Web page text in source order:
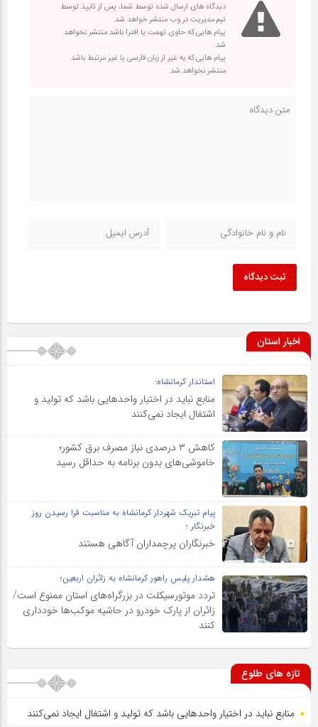
دیدگاه های ارسال شده توسط شما، پس از تایید توسط
تیم مدیریت در وب منتشر خواهد شد.
پیام هایی که حاوی تهمت یا افترا باشد منتشر نخواهد
شد.
پیام هایی که به غیر از زبان فارسی یا غیر مرتبط باشد
منتشر نخواهد شد.
ثبت دیدگاه
اخبار استان
استاندار کرمانشاه:
منابع نباید در اختیار واحدهایی باشد که تولید و
اشتغال ایجاد نمی‌کنند
کاهش ۳ درصدی نیاز مصرف برق کشور؛
خاموشی‌های بدون برنامه به حداقل رسید
پیام تبریک شهردار کرمانشاه به مناسبت فرا رسیدن روز
خبرنگار ؛
خبرنگاران پرچمداران آگاهی هستند
هشدار پلیس راهور کرمانشاه به زائران اربعین؛
تردد موتورسیکلت در بزرگراه‌های استان ممنوع است/
زائران از پارک خودرو در حاشیه موکب‌ها خودداری
کنند
تازه های طلوع
منابع نباید در اختیار واحدهایی باشد که تولید و اشتغال ایجاد نمی‌کنند